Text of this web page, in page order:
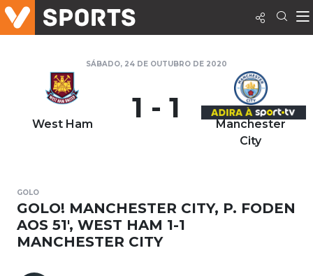
SÁBADO, 24 DE OUTUBRO DE 2020
West Ham 1 - 1
Manchester
City
GOLO
GOLO! MANCHESTER CITY, P. FODEN
AOS 51', WEST HAM 1-1
MANCHESTER CITY